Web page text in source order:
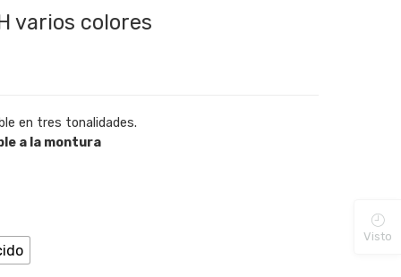
varios colores
en tres tonalidades.
a la montura
Visto